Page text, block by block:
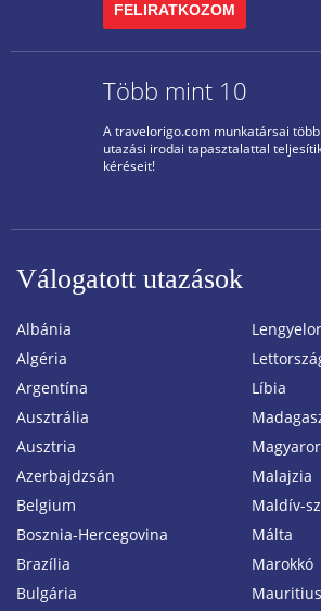
FELIRATKOZOM
Több mint 10
A travelorigo.com munkatársai
utazási irodai tapasztalattal
kéréseit!
Válogatott utazások
Albánia
Algéria
Argentína
Ausztrália
Ausztria
Azerbajdzsán
Belgium
Bosznia-Hercegovina
Brazília
Bulgária
Líbia
Malajzia
Maldív-
Málta
Marokkó
Mauritius